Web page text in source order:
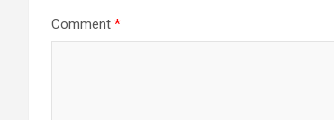
Comment *